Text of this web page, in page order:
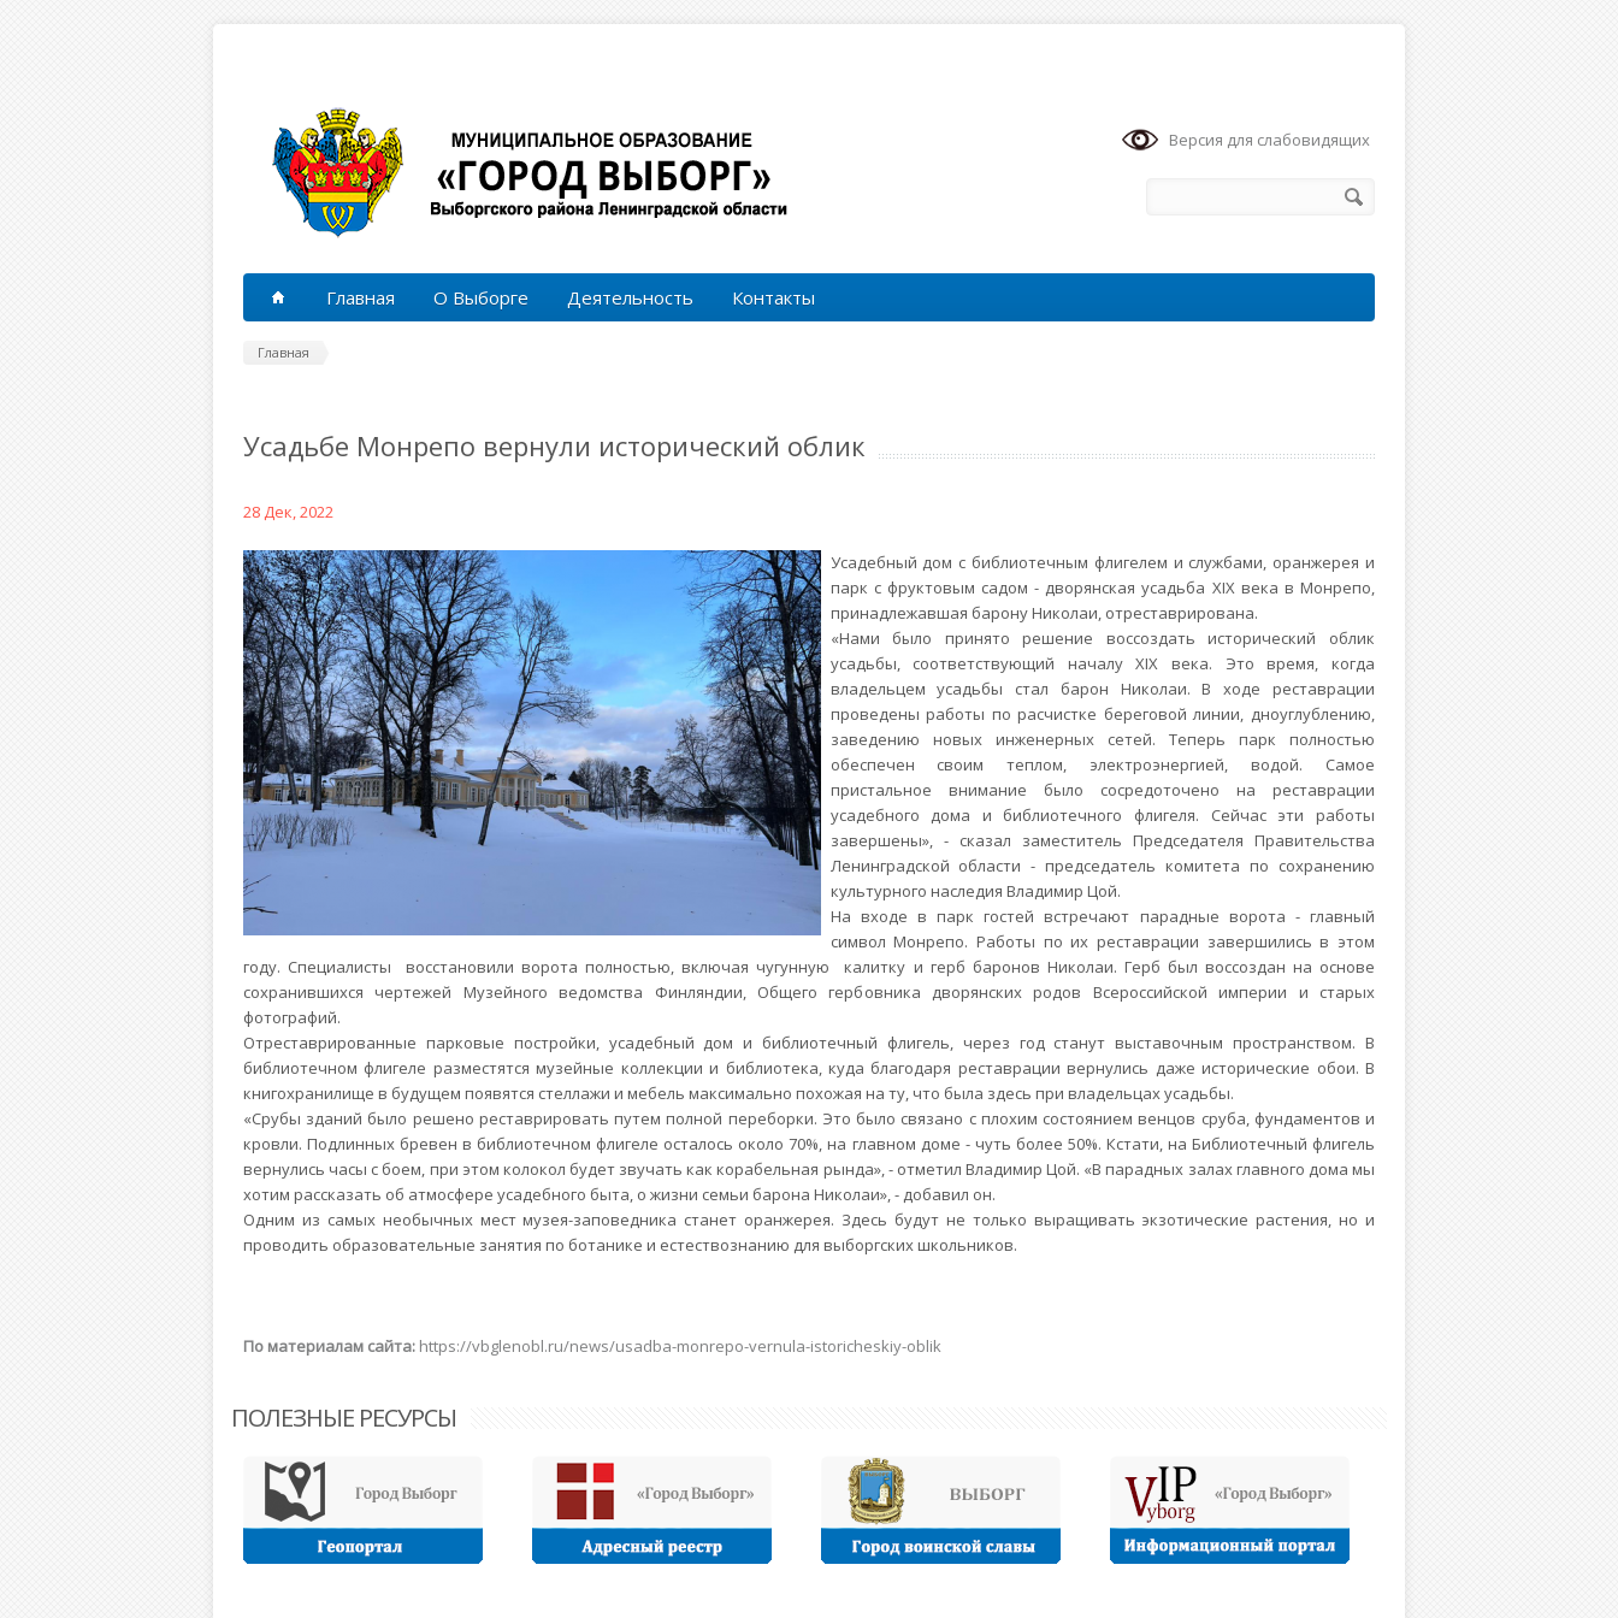
Версия для слабовидящих
Главная О Выборге Деятельность Контакты
Главная
Усадьбе Монрепо вернули исторический облик
28 Дек, 2022
Усадебный дом с библиотечным флигелем и службами, оранжерея и
парк с фруктовым садом - дворянская усадьба XIX века в Монрепо,
принадлежавшая барону Николаи, отреставрирована.
«Нами было принято решение воссоздать исторический облик
усадьбы, соответствующий началу XIX века. Это время, когда
владельцем усадьбы стал барон Николаи. В ходе реставрации
проведены работы по расчистке береговой линии, дноуглублению,
заведению новых инженерных сетей. Теперь парк полностью
обеспечен своим теплом, электроэнергией, водой. Самое
пристальное внимание было сосредоточено на реставрации
усадебного дома и библиотечного флигеля. Сейчас эти работы
завершены», - сказал заместитель Председателя Правительства
Ленинградской области - председатель комитета по сохранению
культурного наследия Владимир Цой.
На входе в парк гостей встречают парадные ворота - главный
символ Монрепо. Работы по их реставрации завершились в этом
году. Специалисты восстановили ворота полностью, включая чугунную калитку и герб баронов Николаи. Герб был воссоздан на основе
сохранившихся чертежей Музейного ведомства Финляндии, Общего гербовника дворянских родов Всероссийской империи и старых
фотографий.
Отреставрированные парковые постройки, усадебный дом и библиотечный флигель, через год станут выставочным пространством. В
библиотечном флигеле разместятся музейные коллекции и библиотека, куда благодаря реставрации вернулись даже исторические обои. В
книгохранилище в будущем появятся стеллажи и мебель максимально похожая на ту, что была здесь при владельцах усадьбы.
«Срубы зданий было решено реставрировать путем полной переборки. Это было связано с плохим состоянием венцов сруба, фундаментов и
кровли. Подлинных бревен в библиотечном флигеле осталось около 70%, на главном доме - чуть более 50%. Кстати, на Библиотечный флигель
вернулись часы с боем, при этом колокол будет звучать как корабельная рында», - отметил Владимир Цой. «В парадных залах главного дома мы
хотим рассказать об атмосфере усадебного быта, о жизни семьи барона Николаи», - добавил он.
Одним из самых необычных мест музея-заповедника станет оранжерея. Здесь будут не только выращивать экзотические растения, но и
проводить образовательные занятия по ботанике и естествознанию для выборгских школьников.
По материалам сайта: https://vbglenobl.ru/news/usadba-monrepo-vernula-istoricheskiy-oblik
ПОЛЕЗНЫЕ РЕСУРСЫ